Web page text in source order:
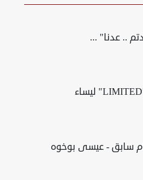
.. عدنا" ...
سابق - عيسى بوخوه